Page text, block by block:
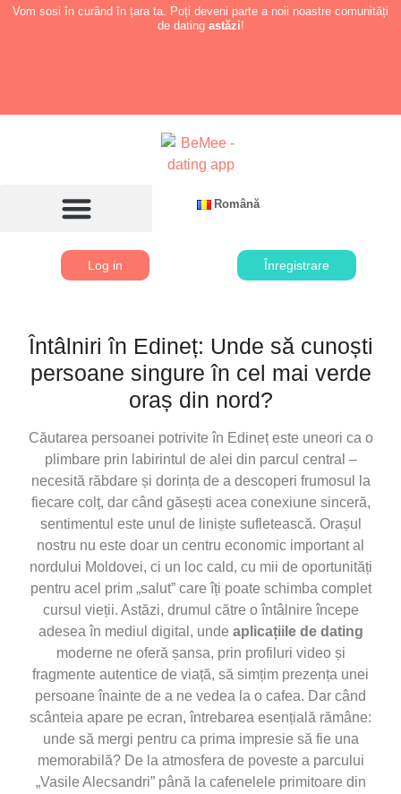
Vom sosi în curând în țara ta. Poți deveni parte a noii noastre comunități
de dating astăzi!
Română
Log in Înregistrare
Întâlniri în Edineț: Unde să cunoști
persoane singure în cel mai verde
oraș din nord?
Căutarea persoanei potrivite în Edineț este uneori ca o
plimbare prin labirintul de alei din parcul central –
necesită răbdare și dorința de a descoperi frumosul la
fiecare colț, dar când găsești acea conexiune sinceră,
sentimentul este unul de liniște sufletească. Orașul
nostru nu este doar un centru economic important al
nordului Moldovei, ci un loc cald, cu mii de oportunități
pentru acel prim „salut” care îți poate schimba complet
cursul vieții. Astăzi, drumul către o întâlnire începe
adesea în mediul digital, unde aplicațiile de dating
moderne ne oferă șansa, prin profiluri video și
fragmente autentice de viață, să simțim prezența unei
persoane înainte de a ne vedea la o cafea. Dar când
scânteia apare pe ecran, întrebarea esențială rămâne:
unde să mergi pentru ca prima impresie să fie una
memorabilă? De la atmosfera de poveste a parcului
„Vasile Alecsandri” până la cafenelele primitoare din